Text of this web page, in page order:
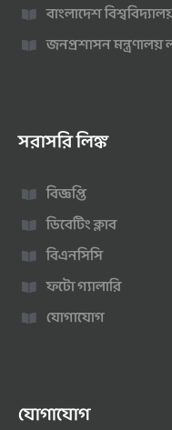
বাংলাদেশ
জনপ্রশাসন
সরাসরি লিঙ্ক
বিজ্ঞপ্তি
ডিবেটিং ক্লাব
বিএনসিসি
ফটো গ্যালারি
যোগাযোগ
যোগাযোগ